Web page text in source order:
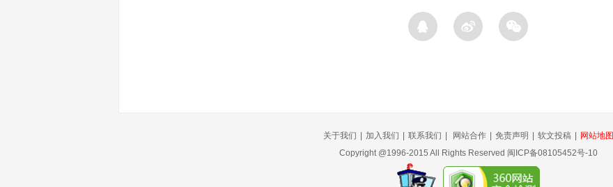
关于我们 加入我们 联系我们 网站合作 免责声明 软文投稿
网站地图
Copyright @1996-2015 All Rights Reserved 闽ICP备08105452号-10